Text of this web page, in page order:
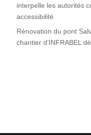
interpelle les autorités
accessibilité
Rénovation du pont
chantier d’INFRABEL